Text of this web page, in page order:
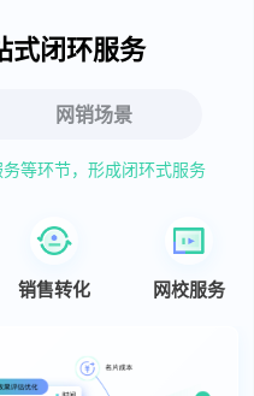
式闭环服务
网销场景
等环节，形成闭环式服务
销售转化 网校服务